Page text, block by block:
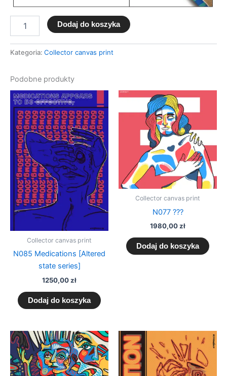
Dodaj do koszyka
Kategoria: Collector canvas print
Podobne produkty
Collector canvas print
N085 Medications [Altered
state series]
1250,00zł
Dodaj do koszyka
Collector canvas print
N077 ???
1980,00zł
Dodaj do koszyka